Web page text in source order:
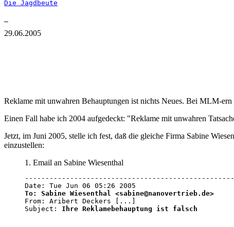
Die Jagdbeute
29.06.2005
Reklame mit unwahren Behauptungen ist nichts Neues. Bei MLM-
Einen Fall habe ich 2004 aufgedeckt: "Reklame mit unwahren
Jetzt, im Juni 2005, stelle ich fest, daß die gleiche Firma Sabine
einzustellen:
1. Email an Sabine Wiesenthal
To: Sabine Wiesenthal <sabine@nanovertrieb.de>
From: Aribert Deckers [...]
Subject: Ihre Reklamebehauptung ist falsch